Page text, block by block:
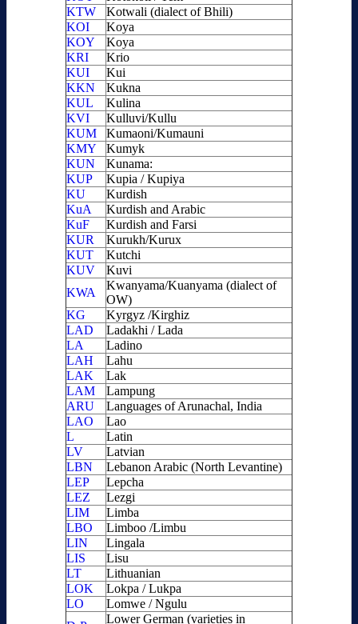
KTW
Kotwali (dialect of Bhili)
KOI
Koya
KOY
Koya
KRI
Krio
KUI
Kui
KKN
Kukna
KUL
Kulina
KVI
Kulluvi/Kullu
KUM
Kumaoni/Kumauni
KMY
Kumyk
KUN
Kunama:
KUP
Kupia / Kupiya
KU
Kurdish
KuA
Kurdish and Arabic
KuF
Kurdish and Farsi
KUR
Kurukh/Kurux
KUT
Kutchi
KUV
Kuvi
KWA
Kwanyama/Kuanyama (dialect of
OW)
KG
Kyrgyz /Kirghiz
LAD
Ladakhi / Lada
LA
Ladino
LAH
Lahu
LAK
Lak
LAM
Lampung
ARU
Languages of Arunachal, India
LAO
Lao
L
Latin
LV
Latvian
LBN
Lebanon Arabic (North Levantine)
LEP
Lepcha
LEZ
Lezgi
LIM
Limba
LBO
Limboo /Limbu
LIN
Lingala
LIS
Lisu
LT
Lithuanian
LOK
Lokpa / Lukpa
LO
Lomwe / Ngulu
Lower German (varieties in